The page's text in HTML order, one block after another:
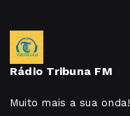
Rádio Tribuna FM
Muito mais a sua onda!